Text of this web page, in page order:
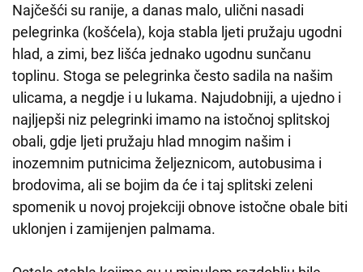
Najčešći su ranije, a danas malo, ulični nasadi
pelegrinka (košćela), koja stabla ljeti pružaju ugodni
hlad, a zimi, bez lišća jednako ugodnu sunčanu
toplinu. Stoga se pelegrinka često sadila na našim
ulicama, a negdje i u lukama. Najudobniji, a ujedno i
najljepši niz pelegrinki imamo na istočnoj splitskoj
obali, gdje ljeti pružaju hlad mnogim našim i
inozemnim putnicima željeznicom, autobusima i
brodovima, ali se bojim da će i taj splitski zeleni
spomenik u novoj projekciji obnove istočne obale biti
uklonjen i zamijenjen palmama.